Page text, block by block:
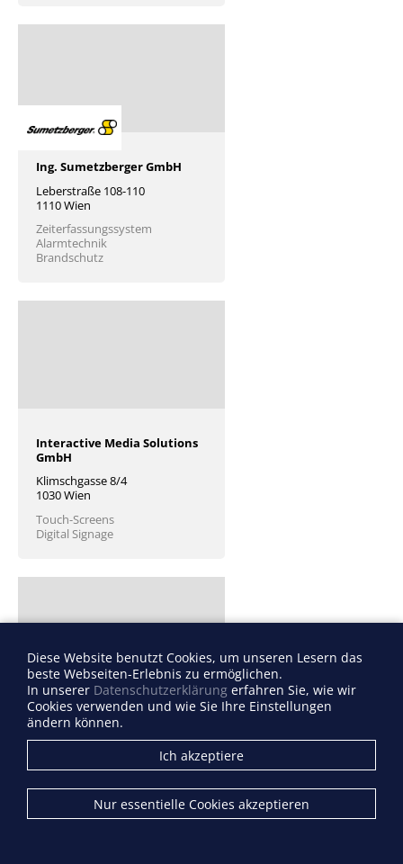
Ing. Sumetzberger GmbH
Leberstraße 108-110
1110 Wien
Zeiterfassungssystem
Alarmtechnik
Brandschutz
Interactive Media Solutions
GmbH
Klimschgasse 8/4
1030 Wien
Touch-Screens
Digital Signage
Intersoft EDV GmbH
Johann Giefingstraße 4
Warenwirtschaftssysteme
(WWS)
Diese Website benutzt Cookies, um unseren Lesern das
beste Webseiten-Erlebnis zu ermöglichen.
In unserer Datenschutzerklärung erfahren Sie, wie wir
Cookies verwenden und wie Sie Ihre Einstellungen
ändern können.
Ich akzeptiere
Nur essentielle Cookies akzeptieren